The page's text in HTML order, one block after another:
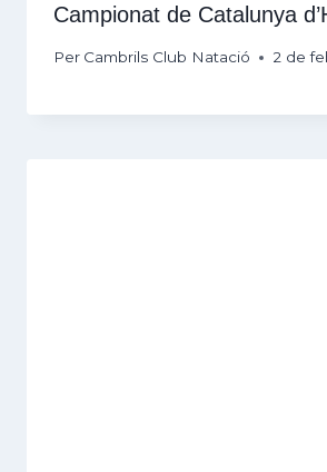
Campionat de Catalunya
Per Cambrils Club Natació 2 de